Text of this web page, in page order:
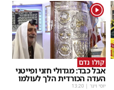
1
קולו נדם
אבל כבד: מגדולי חזני ופייטני
העדה הכורדית הלך לעולמו
יוסי וינר |
13:20